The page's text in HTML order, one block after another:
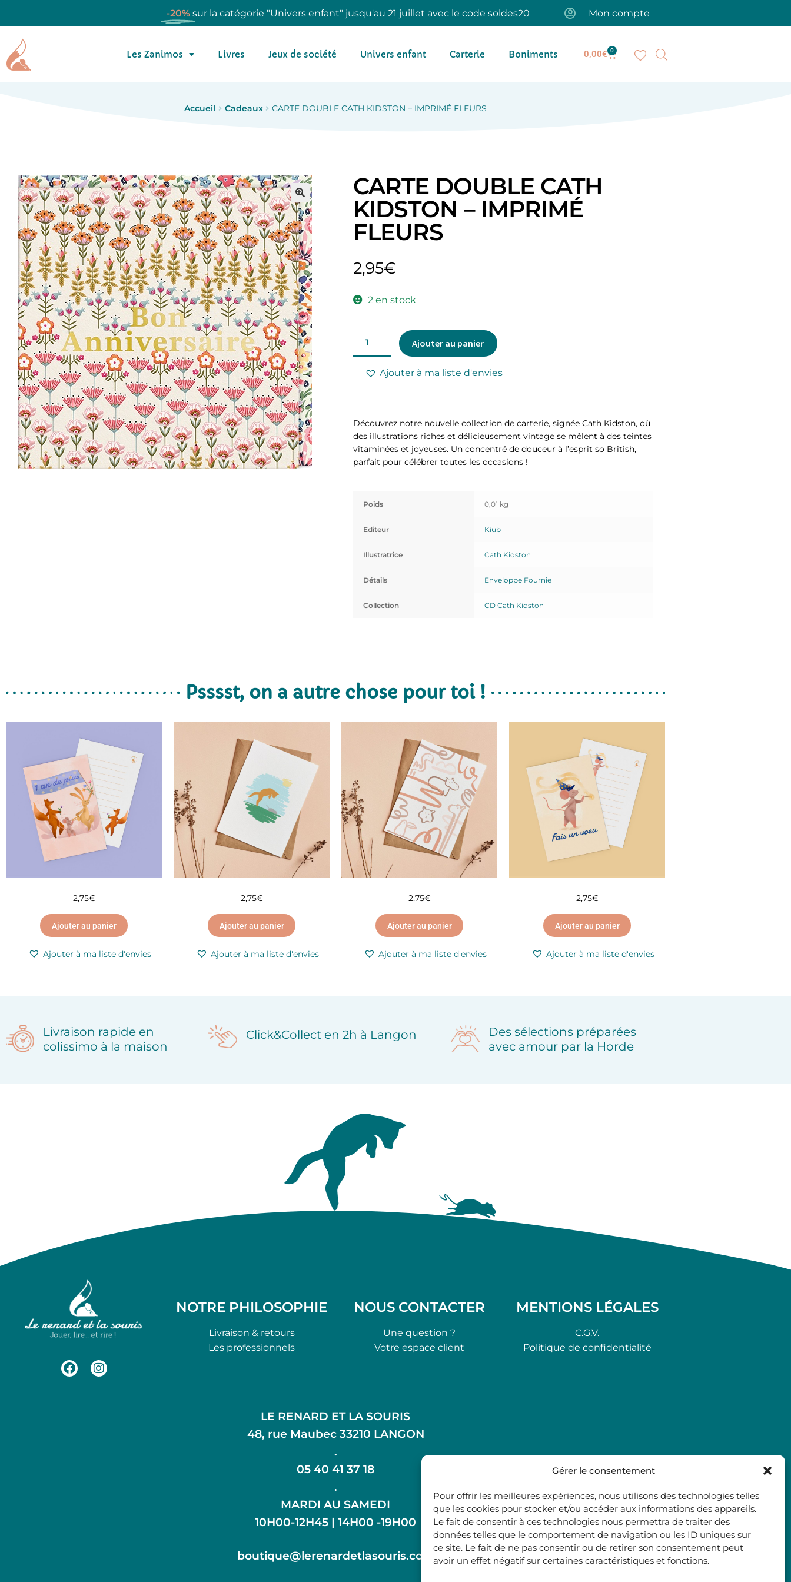
Gérer le consentement
Pour offrir les meilleures expériences, nous utilisons des technologies telles
que les cookies pour stocker et/ou accéder aux informations des appareils.
Le fait de consentir à ces technologies nous permettra de traiter des
données telles que le comportement de navigation ou les ID uniques sur
ce site. Le fait de ne pas consentir ou de retirer son consentement peut
avoir un effet négatif sur certaines caractéristiques et fonctions.
-20% sur la catégorie "Univers enfant" jusqu'au 21 juillet avec le code soldes20 Mon compte
Les Zanimos Livres Jeux de société Univers enfant Carterie Boniments 0,00€ 0
Accueil Cadeaux CARTE DOUBLE CATH KIDSTON – IMPRIMÉ FLEURS
CARTE DOUBLE CATH
KIDSTON – IMPRIMÉ
FLEURS
2,95€
2 en stock
Ajouter au panier
Ajouter à ma liste d'envies
Découvrez notre nouvelle collection de carterie, signée Cath Kidston, où
des illustrations riches et délicieusement vintage se mêlent à des teintes
vitaminées et joyeuses. Un concentré de douceur à l’esprit so British,
parfait pour célébrer toutes les occasions !
Poids 0,01 kg
Editeur Kiub
Illustratrice Cath Kidston
Détails Enveloppe Fournie
Collection CD Cath Kidston
Psssst, on a autre chose pour toi !
2,75€
Ajouter au panier
Ajouter à ma liste d'envies
2,75€
Ajouter au panier
Ajouter à ma liste d'envies
2,75€
Ajouter au panier
Ajouter à ma liste d'envies
2,75€
Ajouter au panier
Ajouter à ma liste d'envies
Livraison rapide en
colissimo à la maison
Click&Collect en 2h à Langon
Des sélections préparées
avec amour par la Horde
NOTRE PHILOSOPHIE
Livraison & retours
Les professionnels
NOUS CONTACTER
Une question ?
Votre espace client
MENTIONS LÉGALES
C.G.V.
Politique de confidentialité
LE RENARD ET LA SOURIS
48, rue Maubec 33210 LANGON
.
05 40 41 37 18
.
MARDI AU SAMEDI
10H00-12H45 | 14H00 -19H00
boutique@lerenardetlasouris.com